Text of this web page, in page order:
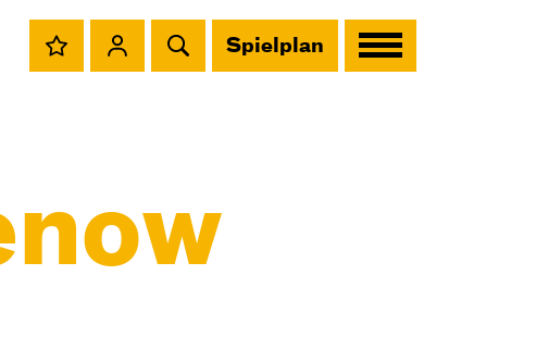
Spielplan